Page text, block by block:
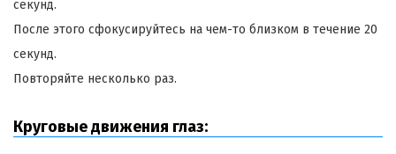
секунд.
После этого сфокусируйтесь на чем-то близком в течение 20
секунд.
Повторяйте несколько раз.
Круговые движения глаз: